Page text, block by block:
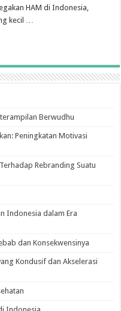
Asasi
Manusia
HAM di Indonesia,
kecil …
Berwudhu
Peningkatan Motivasi
Rebranding Suatu
Indonesia dalam Era
dan Konsekwensinya
Kondusif dan Akselerasi